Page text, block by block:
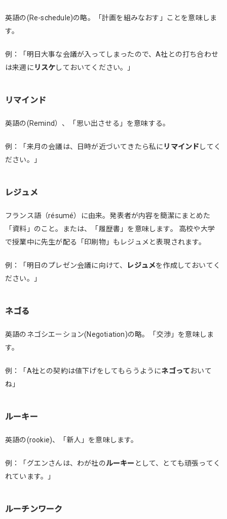
英語の(Re-schedule)の略。「計画を組みなおす」ことを意味しま
す。
例：「明日大事な会議が入ってしまったので、A社との打ち合わせ
は来週に リスケしておいてください。」
リマインド
英語の(Remind）、「思い出させる」を意味する。
例：「来月の会議は、日時が近づいてきたら私に リマインド してく
ださい。」
レジュメ
フランス語（résumé）に由来。発表者が内容を簡潔にまとめた
「資料」のこと。または、「履歴書」を意味します。 高校や大学
で授業中に先生が配る「印刷物」もレジュメと表現されます。
例：「明日のプレゼン会議に向けて、 レジュメを作成しておいてく
ださい。」
ネゴる
英語のネゴシエーション(Negotiation)の略。「交渉」を意味しま
す。
例：「A社との契約は値下げをしてもらうようにネゴっておいて
ね」
ルーキー
英語の(rookie)、「新人」を意味します。
例：「グエンさんは、わが社のルーキー として、とても頑張ってく
れています。」
ルーチンワーク